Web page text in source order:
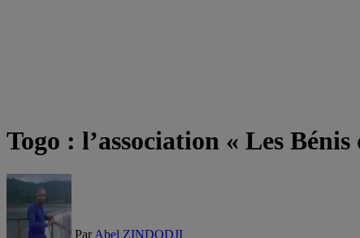
Togo : l’association « Les
Par Abel ZINDODJI